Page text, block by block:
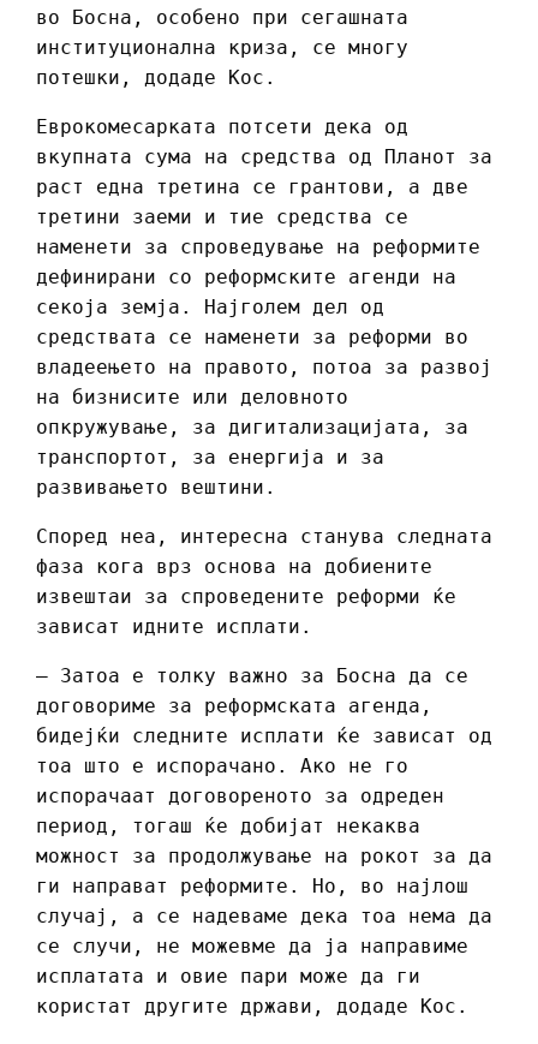
во Босна, особено при сегашната
институционална криза, се многу
потешки, додаде Кос.
Еврокомесарката потсети дека од
вкупната сума на средства од Планот за
раст една третина се грантови, а две
третини заеми и тие средства се
наменети за спроведување на реформите
дефинирани со реформските агенди на
секоја земја. Најголем дел од
средствата се наменети за реформи во
владеењето на правото, потоа за развој
на бизнисите или деловното
опкружување, за дигитализацијата, за
транспортот, за енергија и за
развивањето вештини.
Според неа, интересна станува следната
фаза кога врз основа на добиените
извештаи за спроведените реформи ќе
зависат идните исплати.
– Затоа е толку важно за Босна да се
договориме за реформската агенда,
бидејќи следните исплати ќе зависат од
тоа што е испорачано. Ако не го
испорачаат договореното за одреден
период, тогаш ќе добијат некаква
можност за продолжување на рокот за да
ги направат реформите. Но, во најлош
случај, а се надеваме дека тоа нема да
се случи, не можевме да ја направиме
исплатата и овие пари може да ги
користат другите држави, додаде Кос.